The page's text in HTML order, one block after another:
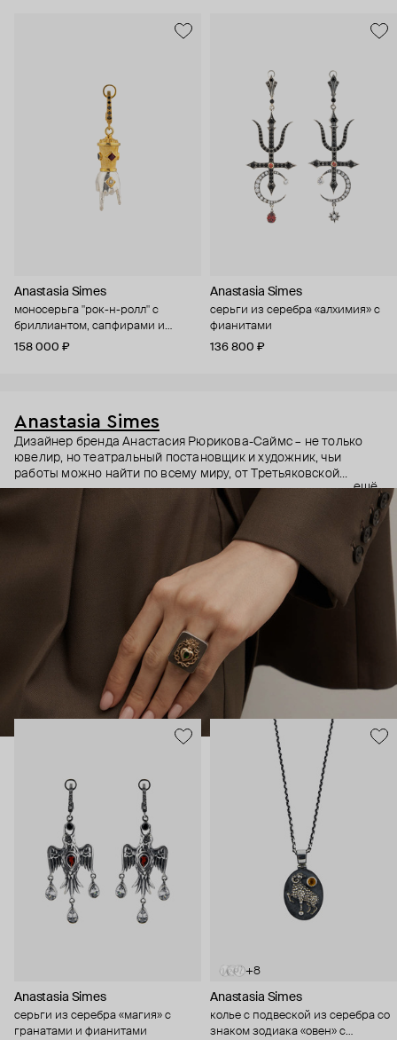
Anastasia Simes
моносерьга "рок-н-ролл" с
бриллиантом, сапфирами и
рубинами
158 000 ₽
Anastasia Simes
серьги из серебра «алхимия» с
фианитами
136 800 ₽
Anastasia Simes
Дизайнер бренда Анастасия Рюрикова-Саймс – не только
ювелир, но театральный постановщик и художник, чьи
работы можно найти по всему миру, от Третьяковской
галереи до выставок в США и Гонконге. Она вдохновляется
разными культурами, эпохами и символами. Причем
символы – неочевидные: например, кулоны с руками, чье
положение на жестовом языке означает «я тебя люблю» или
В этих украшениях много магии: здесь и знаки из
европейской геральдики вроде пылающих сердец, и
животные – каждое символизирует определенное умение и
силу. Философия дизайнера – в том, что украшения могут
быть не просто аксессуаром, но оберегом и талисманом.
ещё
Anastasia Simes
серьги из серебра «магия» с
гранатами и фианитами
+8
Anastasia Simes
колье с подвеской из серебра со
знаком зодиака «овен» с